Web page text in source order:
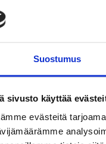
Suostumus
sivusto käyttää
evästeitä
Turussa.
keskustan
ja saatiin
oli myös maalilla
totesi.